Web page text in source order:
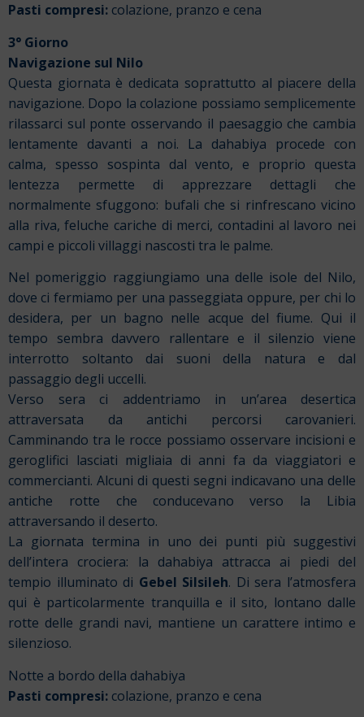
Pasti compresi: colazione, pranzo e cena
3° Giorno
Navigazione sul Nilo
Questa giornata è dedicata soprattutto al piacere della
navigazione. Dopo la colazione possiamo semplicemente
rilassarci sul ponte osservando il paesaggio che cambia
lentamente davanti a noi. La dahabiya procede con
calma, spesso sospinta dal vento, e proprio questa
lentezza permette di apprezzare dettagli che
normalmente sfuggono: bufali che si rinfrescano vicino
alla riva, feluche cariche di merci, contadini al lavoro nei
campi e piccoli villaggi nascosti tra le palme.
Nel pomeriggio raggiungiamo una delle isole del Nilo,
dove ci fermiamo per una passeggiata oppure, per chi lo
desidera, per un bagno nelle acque del fiume. Qui il
tempo sembra davvero rallentare e il silenzio viene
interrotto soltanto dai suoni della natura e dal
passaggio degli uccelli.
Verso sera ci addentriamo in un’area desertica
attraversata da antichi percorsi carovanieri.
Camminando tra le rocce possiamo osservare incisioni e
geroglifici lasciati migliaia di anni fa da viaggiatori e
commercianti. Alcuni di questi segni indicavano una delle
antiche rotte che conducevano verso la Libia
attraversando il deserto.
La giornata termina in uno dei punti più suggestivi
dell’intera crociera: la dahabiya attracca ai piedi del
tempio illuminato di Gebel Silsileh. Di sera l’atmosfera
qui è particolarmente tranquilla e il sito, lontano dalle
rotte delle grandi navi, mantiene un carattere intimo e
silenzioso.
Notte a bordo della dahabiya
Pasti compresi: colazione, pranzo e cena